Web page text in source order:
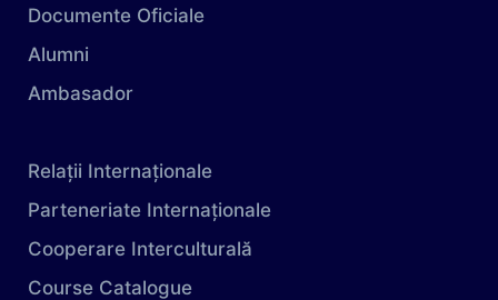
Documente Oficiale
Alumni
Ambasador
Relații Internaționale
Parteneriate Internaționale
Cooperare Interculturală
Course Catalogue